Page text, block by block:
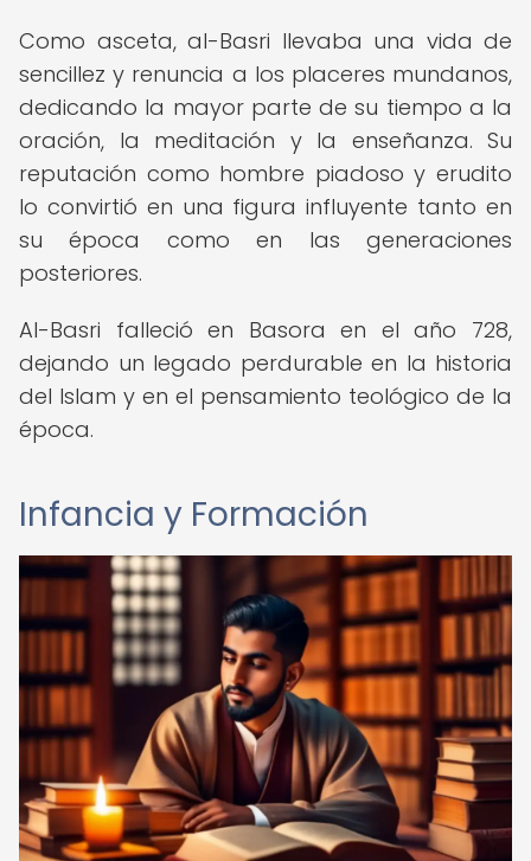
Como asceta, al-Basri llevaba una vida de
sencillez y renuncia a los placeres mundanos,
dedicando la mayor parte de su tiempo a la
oración, la meditación y la enseñanza. Su
reputación como hombre piadoso y erudito
lo convirtió en una figura influyente tanto en
su época como en las generaciones
posteriores.
Al-Basri falleció en Basora en el año 728,
dejando un legado perdurable en la historia
del Islam y en el pensamiento teológico de la
época.
Infancia y Formación